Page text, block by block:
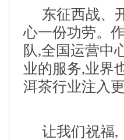
东征西战、
心一份功劳。
队,全国运营中
业的服务,业界
洱茶行业注入
让我们祝福,